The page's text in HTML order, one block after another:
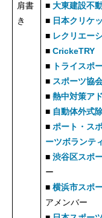
肩書
き
■ 大東建設不
■ 日本クリケ
■ レクリエー
■ CrickeTRY
■ トライスポ
■ スポーツ協
■ 熱中対策ア
■ 自動体外式
■ ポート・ス
ーツボランテ
■ 渋谷区スポ
ー
■ 横浜市スポ
アメンバー